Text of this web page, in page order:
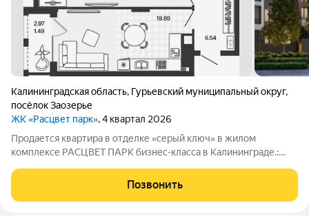
Калининградская область, Гурьевский муниципальный округ,
посёлок Заозерье
ЖК «Расцвет парк», 4 квартал 2026
Продается квартира в отделке «серый ключ» в жилом
комплексе РАСЦВЕТ ПАРК бизнес-класса в Калининграде.:
Виды на озеро и природу благодаря панорамному остеклению.
Продуманная
Позвонить